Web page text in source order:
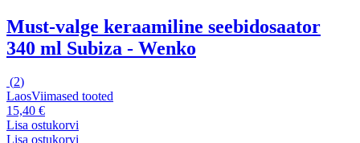
Must-valge keraamiline seebidosaator
340 ml Subiza - Wenko
(2)
LaosViimased tooted
15,40 €
Lisa ostukorvi
Lisa ostukorvi